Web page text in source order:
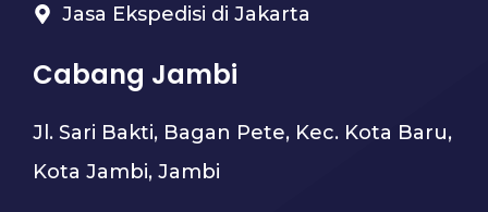
Jasa Ekspedisi di Jakarta
Cabang Jambi
Jl. Sari Bakti, Bagan Pete, Kec. Kota Baru,
Kota Jambi, Jambi